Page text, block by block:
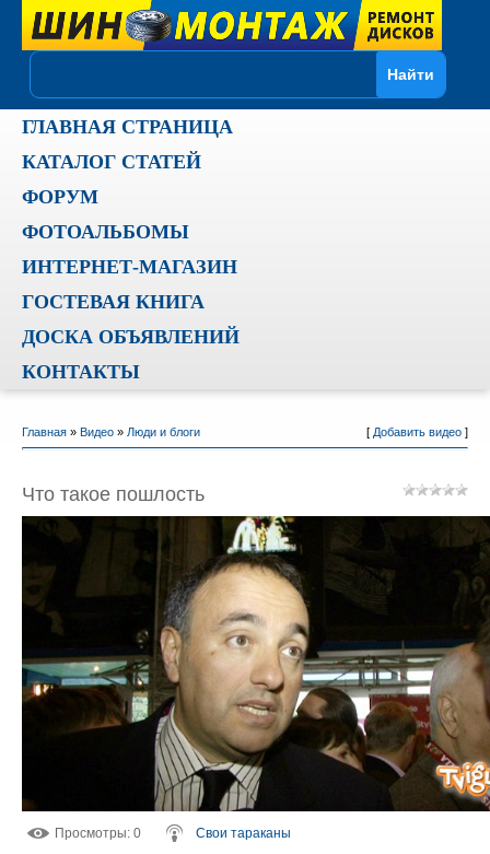
ГЛАВНАЯ СТРАНИЦА
КАТАЛОГ СТАТЕЙ
ФОРУМ
ФОТОАЛЬБОМЫ
ИНТЕРНЕТ-МАГАЗИН
ГОСТЕВАЯ КНИГА
ДОСКА ОБЪЯВЛЕНИЙ
КОНТАКТЫ
Главная» Видео» Люди и блоги [ Добавить видео]
Что такое пошлость
Просмотры: 0 Свои тараканы